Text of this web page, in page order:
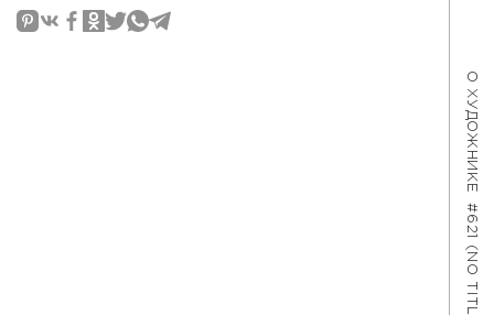
О ХУДОЖНИКЕ
#621 (NO TITLE)